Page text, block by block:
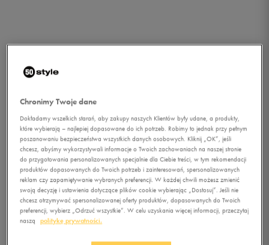
1/1
UNDER ARMOUR
Chronimy Twoje dane
Dokładamy wszelkich starań, aby zakupy naszych Klientów były udane, a produkty,
które wybierają – najlepiej dopasowane do ich potrzeb. Robimy to jednak przy pełnym
poszanowaniu bezpieczeństwa wszystkich danych osobowych. Kliknij „OK”, jeśli
chcesz, abyśmy wykorzystywali informacje o Twoich zachowaniach na naszej stronie
do przygotowania personalizowanych specjalnie dla Ciebie treści, w tym rekomendacji
produktów dopasowanych do Twoich potrzeb i zainteresowań, spersonalizowanych
reklam czy zapamiętywanie wybranych preferencji. W każdej chwili możesz zmienić
swoją decyzję i ustawienia dotyczące plików cookie wybierając „Dostosuj”. Jeśli nie
chcesz otrzymywać spersonalizowanej oferty produktów, dopasowanych do Twoich
preferencji, wybierz „Odrzuć wszystkie”. W celu uzyskania więcej informacji, przeczytaj
naszą
politykę prywatności.